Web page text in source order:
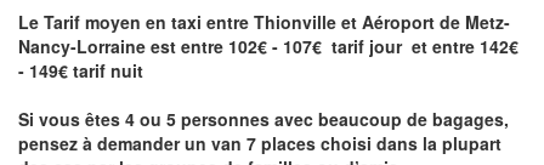
Le Tarif moyen en taxi entre Thionville et Aéroport de Metz-
Nancy-Lorraine est entre 102€ - 107€ tarif jour et entre 142€
- 149€ tarif nuit
Si vous êtes 4 ou 5 personnes avec beaucoup de bagages,
pensez à demander un van 7 places choisi dans la plupart